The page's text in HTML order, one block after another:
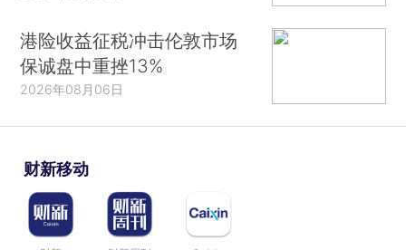
港险收益征税冲击伦敦市场
保诚盘中重挫13%
2026年08月06日
财新移动